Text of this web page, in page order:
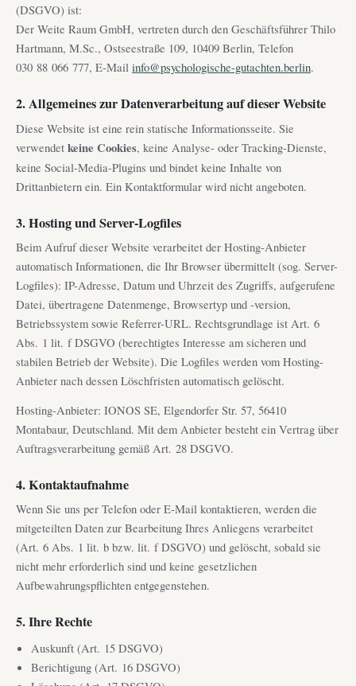
(DSGVO) ist:
Der Weite Raum GmbH, vertreten durch den Geschäftsführer Thilo
Hartmann, M.Sc., Ostseestraße 109, 10409 Berlin, Telefon
030 88 066 777, E-Mail info@psychologische-gutachten.berlin.
2. Allgemeines zur Datenverarbeitung auf dieser Website
Diese Website ist eine rein statische Informationsseite. Sie
verwendet keine Cookies, keine Analyse- oder Tracking-Dienste,
keine Social-Media-Plugins und bindet keine Inhalte von
Drittanbietern ein. Ein Kontaktformular wird nicht angeboten.
3. Hosting und Server-Logfiles
Beim Aufruf dieser Website verarbeitet der Hosting-Anbieter
automatisch Informationen, die Ihr Browser übermittelt (sog. Server-
Logfiles): IP-Adresse, Datum und Uhrzeit des Zugriffs, aufgerufene
Datei, übertragene Datenmenge, Browsertyp und -version,
Betriebssystem sowie Referrer-URL. Rechtsgrundlage ist Art. 6
Abs. 1 lit. f DSGVO (berechtigtes Interesse am sicheren und
stabilen Betrieb der Website). Die Logfiles werden vom Hosting-
Anbieter nach dessen Löschfristen automatisch gelöscht.
Hosting-Anbieter: IONOS SE, Elgendorfer Str. 57, 56410
Montabaur, Deutschland. Mit dem Anbieter besteht ein Vertrag über
Auftragsverarbeitung gemäß Art. 28 DSGVO.
4. Kontaktaufnahme
Wenn Sie uns per Telefon oder E-Mail kontaktieren, werden die
mitgeteilten Daten zur Bearbeitung Ihres Anliegens verarbeitet
(Art. 6 Abs. 1 lit. b bzw. lit. f DSGVO) und gelöscht, sobald sie
nicht mehr erforderlich sind und keine gesetzlichen
Aufbewahrungspflichten entgegenstehen.
5. Ihre Rechte
Auskunft (Art. 15 DSGVO)
Berichtigung (Art. 16 DSGVO)